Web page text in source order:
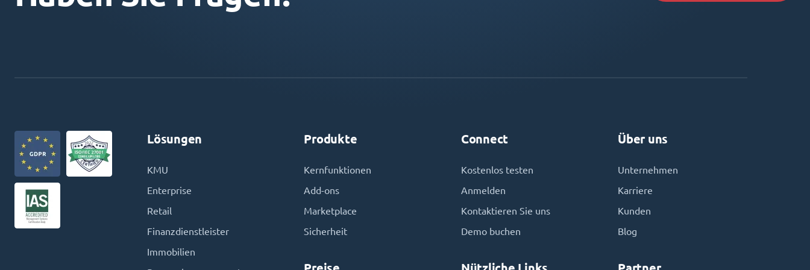
Lösungen
KMU
Enterprise
Retail
Finanzdienstleister
Immobilien
Produkte
Kernfunktionen
Add-ons
Marketplace
Sicherheit
Connect
Kostenlos testen
Anmelden
Kontaktieren Sie uns
Demo buchen
Über uns
Unternehmen
Karriere
Kunden
Blog